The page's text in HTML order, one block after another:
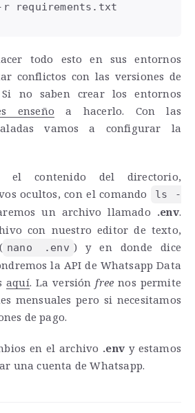
requirements.txt
todo esto en sus entornos
conflictos con las versiones de
Si no saben crear los entornos
enseño a hacerlo. Con las
vamos a configurar la
el contenido del directorio,
ocultos, con el comando
ls -
un archivo llamado .env.
con nuestro editor de texto,
nano .env ) y en donde dice
la API de Whatsapp Data
aquí. La versiónfree nos permite
mensuales pero si necesitamos
de pago.
en el archivo .env y estamos
una cuenta de Whatsapp.